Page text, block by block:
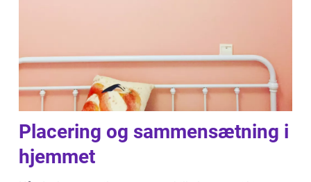
Placering og sammensætning i
hjemmet